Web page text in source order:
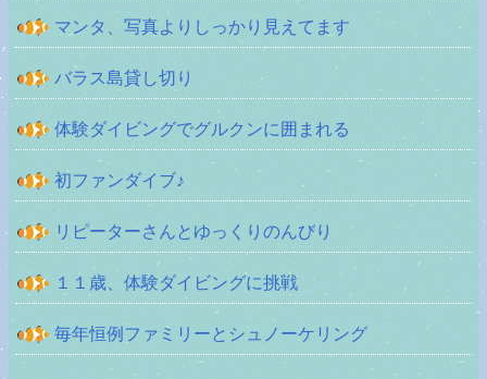
マンタ、写真よりしっかり見えてます
バラス島貸し切り
体験ダイビングでグルクンに囲まれる
初ファンダイブ♪
リピーターさんとゆっくりのんびり
１１歳、体験ダイビングに挑戦
毎年恒例ファミリーとシュノーケリング